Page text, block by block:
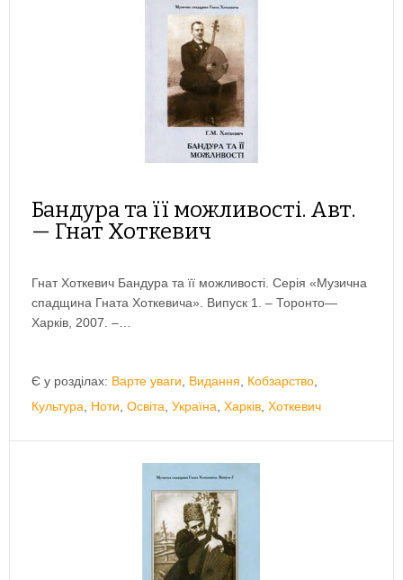
Бандура та її можливості. Авт.
— Гнат Хоткевич
Гнат Хоткевич Бандура та її можливості. Серія «Музична
спадщина Гната Хоткевича». Випуск 1. – Торонто—
Харків, 2007. –…
Є у розділах: Варте уваги Видання Кобзарство
Культура
Ноти Освіта Україна Харків Хоткевич